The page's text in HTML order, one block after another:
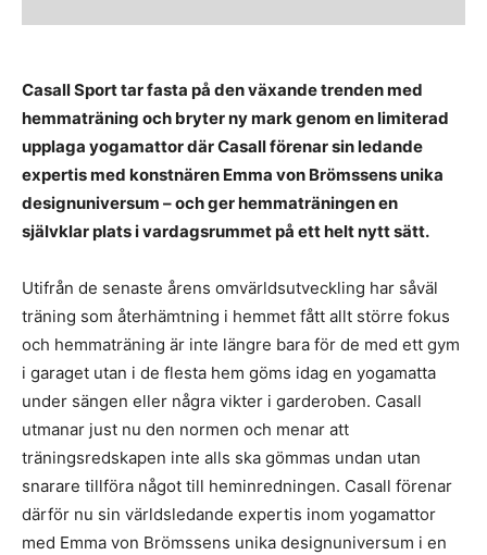
Casall Sport tar fasta på den växande trenden med
hemmaträning och bryter ny mark genom en limiterad
upplaga yogamattor där Casall förenar sin ledande
expertis med konstnären Emma von Brömssens unika
designuniversum – och ger hemmaträningen en
självklar plats i vardagsrummet på ett helt nytt sätt.
Utifrån de senaste årens omvärldsutveckling har såväl
träning som återhämtning i hemmet fått allt större fokus
och hemmaträning är inte längre bara för de med ett gym
i garaget utan i de flesta hem göms idag en yogamatta
under sängen eller några vikter i garderoben. Casall
utmanar just nu den normen och menar att
träningsredskapen inte alls ska gömmas undan utan
snarare tillföra något till heminredningen. Casall förenar
därför nu sin världsledande expertis inom yogamattor
med Emma von Brömssens unika designuniversum i en